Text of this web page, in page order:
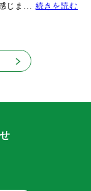
じま... 続きを読む